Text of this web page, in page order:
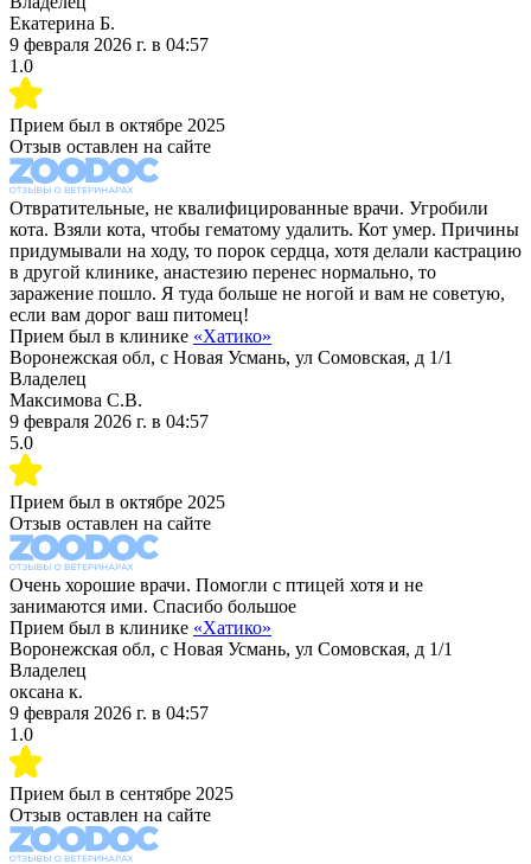
Екатерина Б.
9 февраля 2026 г. в 04:57
1.0
Прием был в октябре 2025
Отзыв оставлен на сайте
Отвратительные, не квалифицированные врачи. Угробили
кота. Взяли кота, чтобы гематому удалить. Кот умер. Причины
придумывали на ходу, то порок сердца, хотя делали кастрацию
в другой клинике, анастезию перенес нормально, то
заражение пошло. Я туда больше не ногой и вам не советую,
если вам дорог ваш питомец!
Прием был в клинике «Хатико»
Воронежская обл, с Новая Усмань, ул Сомовская, д 1/1
Владелец
Максимова С.В.
9 февраля 2026 г. в 04:57
5.0
Прием был в октябре 2025
Отзыв оставлен на сайте
Очень хорошие врачи. Помогли с птицей хотя и не
занимаются ими. Спасибо большое
Прием был в клинике «Хатико»
Воронежская обл, с Новая Усмань, ул Сомовская, д 1/1
Владелец
оксана к.
9 февраля 2026 г. в 04:57
1.0
Прием был в сентябре 2025
Отзыв оставлен на сайте